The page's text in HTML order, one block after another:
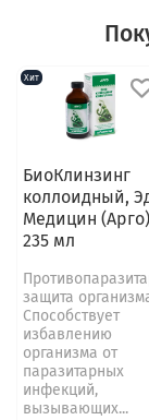
Хит
БиоКлинзинг
коллоидный,
Медицин
235 мл
защита
Способствует
избавлению
организма от
паразитарных
инфекций,
вызывающих...